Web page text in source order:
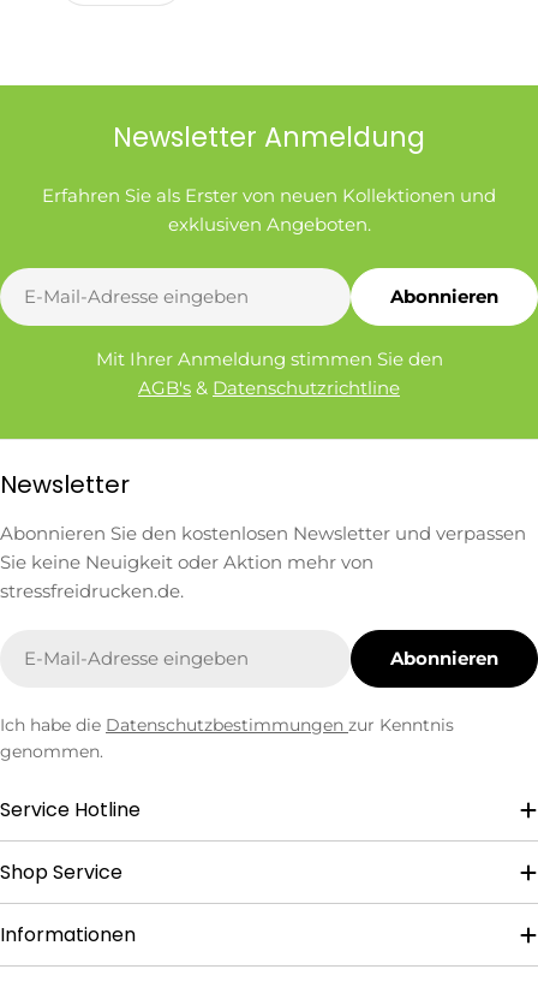
Newsletter Anmeldung
Erfahren Sie als Erster von neuen Kollektionen und
exklusiven Angeboten.
E-
Mail
Abonnieren
Mit Ihrer Anmeldung stimmen Sie den
AGB's & Datenschutzrichtline
Service Hotline
Shop Service
Informationen
Newsletter
Abonnieren Sie den kostenlosen Newsletter und verpassen
Sie keine Neuigkeit oder Aktion mehr von
stressfreidrucken.de.
Mail
Abonnieren
Ich habe die Datenschutzbestimmungen zur Kenntnis
genommen.